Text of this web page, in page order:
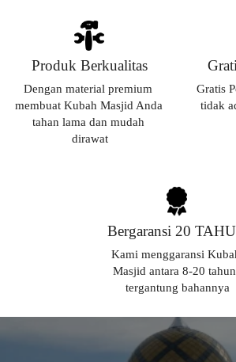
Produk Berkualitas
Dengan material premium
membuat Kubah Masjid Anda
tahan lama dan mudah
dirawat
Gratis
tidak
Bergaransi 20
Kami menggaransi
Masjid antara 8-20
tergantung bahannya